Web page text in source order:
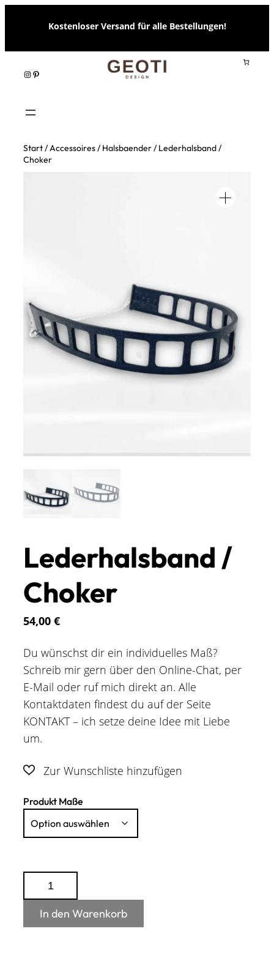
Kostenloser Versand für alle Bestellungen!
Instagram Pinterest
Start/Accessoires/ Halsbaender/ Lederhalsband /
Choker
Lederhalsband /
Choker
54,00 €
Du wünschst dir ein individuelles Maß?
Schreib mir gern über den Online-Chat, per
E-Mail oder ruf mich direkt an. Alle
Kontaktdaten findest du auf der Seite
KONTAKT – ich setze deine Idee mit Liebe
um.
Produkt Maße
Lederhalsband
/
Choker
Menge
In den Warenkorb